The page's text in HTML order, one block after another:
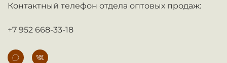
Контактный телефон отдела оптовых продаж:
+7 952 668-33-18